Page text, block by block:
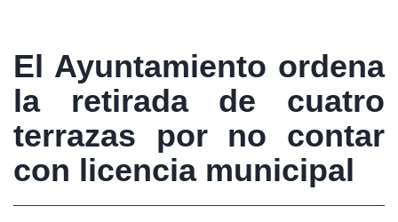
El Ayuntamiento ordena
la retirada de cuatro
terrazas por no contar
con licencia municipal